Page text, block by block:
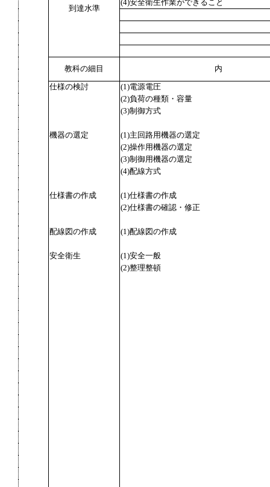
到達水準
(4)安全衛生作業ができること
教科の細目 内
仕様の検討
(1)電源電圧
(2)負荷の種類・容量
(3)制御方式
機器の選定
(1)主回路用機器の選定
(2)操作用機器の選定
(3)制御用機器の選定
(4)配線方式
仕様書の作成
(1)仕様書の作成
(2)仕様書の確認・修正
配線図の作成 (1)配線図の作成
安全衛生
(1)安全一般
(2)整理整頓